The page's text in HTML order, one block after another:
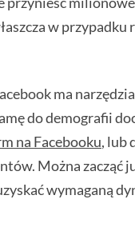
w przypadku
ma
do demografii
na Facebooku, lub
Można zacząć
wymaganą